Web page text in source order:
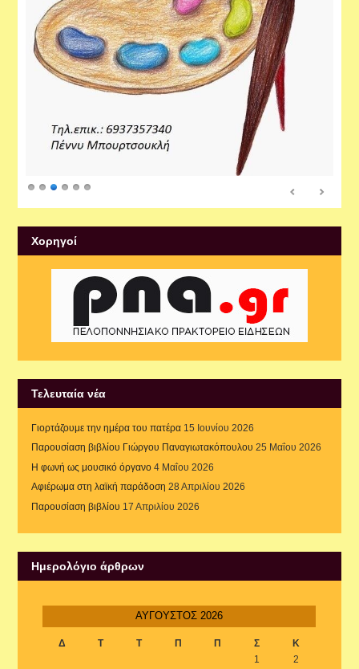
Xορηγοί
Τελευταία νέα
Γιορτάζουμε την ημέρα του πατέρα 15 Ιουνίου 2026
Παρουσίαση βιβλίου Γιώργου Παναγιωτακόπουλου 25 Μαΐου 2026
Η φωνή ως μουσικό όργανο 4 Μαΐου 2026
Αφιέρωμα στη λαϊκή παράδοση 28 Απριλίου 2026
Παρουσίαση βιβλίου 17 Απριλίου 2026
Ημερολόγιο άρθρων
ΑΎΓΟΥΣΤΟΣ 2026
Δ Τ Τ Π Π Σ Κ
1
2